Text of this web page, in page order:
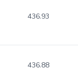
436.93
436.88